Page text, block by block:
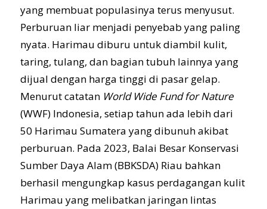
yang membuat populasinya terus menyusut.
Perburuan liar menjadi penyebab yang paling
nyata. Harimau diburu untuk diambil kulit,
taring, tulang, dan bagian tubuh lainnya yang
dijual dengan harga tinggi di pasar gelap.
Menurut catatan World Wide Fund for Nature
(WWF) Indonesia, setiap tahun ada lebih dari
50 Harimau Sumatera yang dibunuh akibat
perburuan. Pada 2023, Balai Besar Konservasi
Sumber Daya Alam (BBKSDA) Riau bahkan
berhasil mengungkap kasus perdagangan kulit
Harimau yang melibatkan jaringan lintas